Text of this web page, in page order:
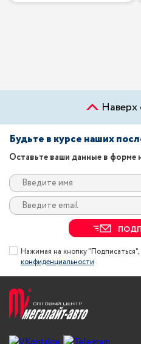
Наверх
Будьте в курсе наших
Оставьте ваши данные в форме
Нажимая на кнопку "Подписаться",
конфиденциальности